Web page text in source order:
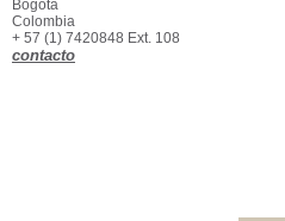
Guerra Civil, 1876
Colombia -Historia -Guerra Civil,1876
Colombia -Historia -
Guerra Civil,1876
Bogotá
Colombia
+ 57 (1) 7420848 Ext. 108
contacto